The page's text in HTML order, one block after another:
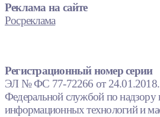
Реклама на сайте
Росреклама
Регистрационный номер серии
ЭЛ № ФС 77-72266 от 24.01.2018.
Федеральной службой по надзору
информационных технологий и